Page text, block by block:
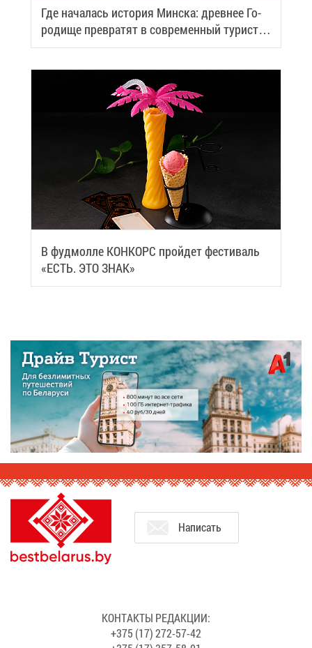
Где на­ча­лась ис­то­рия Мин­ска: древ­нее Го­
ро­ди­ще пре­вра­тят в со­вре­мен­ный ту­ри­сти­
че­ский центр
В фуд­мол­ле КОН­КОРС прой­дет фе­сти­валь
«ЕСТЬ. ЭТО ЗНАК»
На­пи­сать
КОН­ТАК­ТЫ РЕ­ДАК­ЦИИ:
+375 (17) 272-57-42